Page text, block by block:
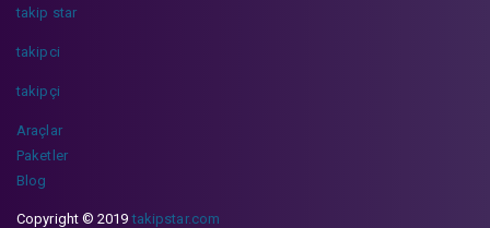
takip star
takipci
takipçi
Araçlar
Paketler
Blog
Copyright © 2019takipstar.com